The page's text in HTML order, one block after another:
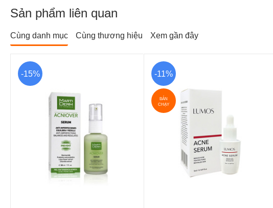
Sản phẩm liên quan
Cùng danh mục Cùng thương hiệu Xem gần đây
-15% -11%
BÁN
CHẠY